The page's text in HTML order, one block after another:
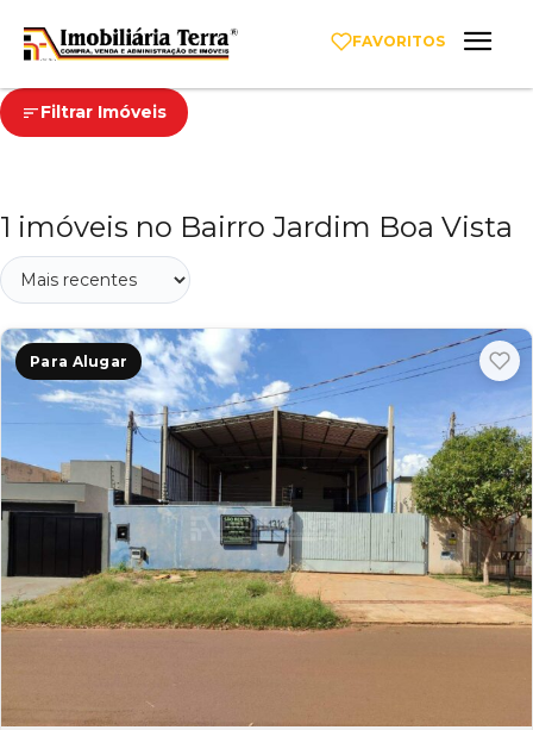
FAVORITOS
Filtrar Imóveis
1 imóveis no Bairro Jardim Boa Vista
Para Alugar